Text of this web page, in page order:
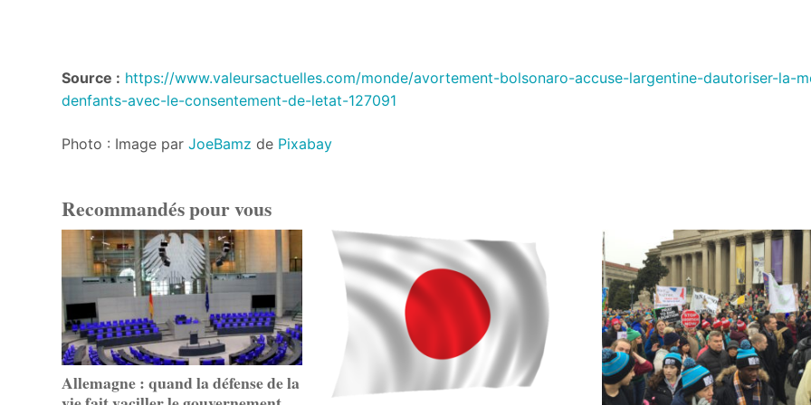
Source : https://www.valeursactuelles.com/monde/avortement-bolsonaro-accuse-largentine-dautoriser-la-
denfants-avec-le-consentement-de-letat-127091
Photo : Image par JoeBamz de Pixabay
Recommandés pour vous
Allemagne : quand la défense de la